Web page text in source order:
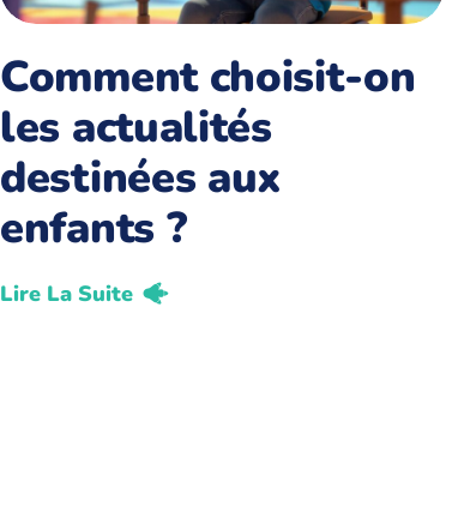
Comment choisit-on
les actualités
destinées aux
enfants ?
Lire La Suite